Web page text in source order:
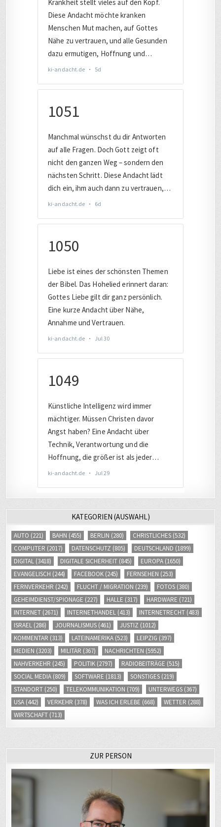
KATEGORIEN (AUSWAHL)
AUTO (221) BAHN (455) BERLIN (280) CHRISTLICHES (532)
COMPUTER (2017) DATENSCHUTZ (805) DEUTSCHLAND (1899)
DIGITAL (3418) DIGITALE SICHERHEIT (845) EUROPA (1650)
EVANGELISCH (244) FACEBOOK (245) FERNSEHEN (253)
FERNVERKEHR (242) FLUCHT / MIGRATION (239) FOTOS (380)
GEHEIMDIENST/SPIONAGE (227) HALLE (317) HARDWARE (721)
INTERNET (2671) INTERNETHANDEL (413) INTERNETRECHT (483)
ISRAEL (286) JOURNALISMUS (461) JUSTIZ (1012)
KOMMENTAR (313) LATEINAMERIKA (523) LEIPZIG (397)
MEDIEN (3203) MILITÄR (367) NACHRICHTEN (5952)
NAHVERKEHR (245) POLITIK (2797) RADIOBEITRÄGE (515)
SOCIAL MEDIA (809) SOFTWARE (1813) SONSTIGES (219)
STANDORT (250) TELEKOMMUNIKATION (709) UNTERWEGS (367)
USA (442) VERKEHR (378) WAS ICH ERLEBE (668) WETTER (288)
WIRTSCHAFT (713)
ZUR PERSON